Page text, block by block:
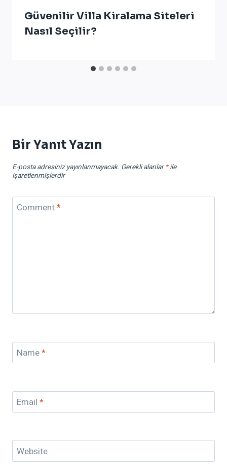
Güvenilir Villa Kiralama Siteleri
Nasıl Seçilir?
Bir Yanıt Yazın
E-posta adresiniz yayınlanmayacak. Gerekli alanlar *ile
işaretlenmişlerdir
Comment*
Name*
Email *
Website